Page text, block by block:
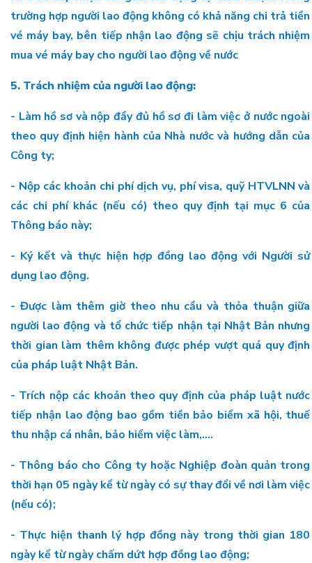
trường hợp người lao động không có khả năng chi trả tiền
vé máy bay, bên tiếp nhận lao động sẽ chịu trách nhiệm
mua vé máy bay cho người lao động về nước
5. Trách nhiệm của người lao động:
- Làm hồ sơ và nộp đầy đủ hồ sơ đi làm việc ở nước ngoài
theo quy định hiện hành của Nhà nước và hướng dẫn của
Công ty;
- Nộp các khoản chi phí dịch vụ, phí visa, quỹ HTVLNN và
các chi phí khác (nếu có) theo quy định tại mục 6 của
Thông báo này;
- Ký kết và thực hiện hợp đồng lao động với Người sử
dụng lao động.
- Được làm thêm giờ theo nhu cầu và thỏa thuận giữa
người lao động và tổ chức tiếp nhận tại Nhật Bản nhưng
thời gian làm thêm không được phép vượt quá quy định
của pháp luật Nhật Bản.
- Trích nộp các khoản theo quy định của pháp luật nước
tiếp nhận lao động bao gồm tiền bảo biểm xã hội, thuế
thu nhập cá nhân, bảo hiểm việc làm,....
- Thông báo cho Công ty hoặc Nghiệp đoàn quản trong
thời hạn 05 ngày kể từ ngày có sự thay đổi về nơi làm việc
(nếu có);
- Thực hiện thanh lý hợp đồng này trong thời gian 180
ngày kể từ ngày chấm dứt hợp đồng lao động;